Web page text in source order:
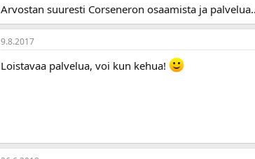
Arvostan suuresti Corseneron osaamista ja palvelua..
9.8.2017
Loistavaa palvelua, voi kun kehua!